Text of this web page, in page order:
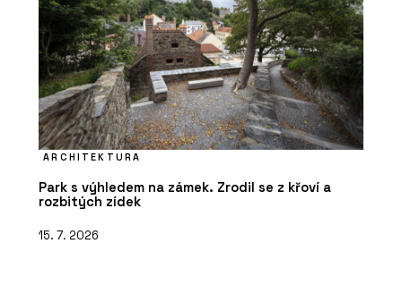
ARCHITEKTURA
Park s výhledem na zámek. Zrodil se z křoví a
rozbitých zídek
15. 7. 2026